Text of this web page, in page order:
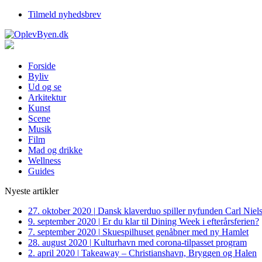
Tilmeld nyhedsbrev
Forside
Byliv
Ud og se
Arkitektur
Kunst
Scene
Musik
Film
Mad og drikke
Wellness
Guides
Nyeste artikler
27. oktober 2020 | Dansk klaverduo spiller nyfunden Carl
9. september 2020 | Er du klar til Dining Week i efterårsferien?
7. september 2020 | Skuespilhuset genåbner med ny Hamlet
28. august 2020 | Kulturhavn med corona-tilpasset program
2. april 2020 | Takeaway – Christianshavn, Bryggen og Halen